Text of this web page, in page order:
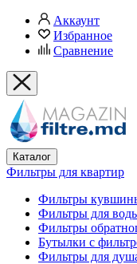
Аккаунт
Избранное
Сравнение
Каталог
Фильтры для квартир
Фильтры
Фильтры для
Фильтры
Бутылки с
Фильтры для